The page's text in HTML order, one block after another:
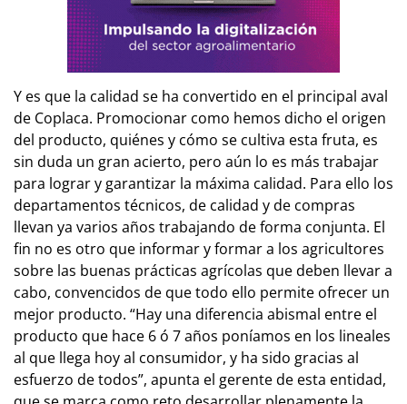
Y es que la calidad se ha convertido en el principal aval
de Coplaca. Promocionar como hemos dicho el origen
del producto, quiénes y cómo se cultiva esta fruta, es
sin duda un gran acierto, pero aún lo es más trabajar
para lograr y garantizar la máxima calidad. Para ello los
departamentos técnicos, de calidad y de compras
llevan ya varios años trabajando de forma conjunta. El
fin no es otro que informar y formar a los agricultores
sobre las buenas prácticas agrícolas que deben llevar a
cabo, convencidos de que todo ello permite ofrecer un
mejor producto. “Hay una diferencia abismal entre el
producto que hace 6 ó 7 años poníamos en los lineales
al que llega hoy al consumidor, y ha sido gracias al
esfuerzo de todos”, apunta el gerente de esta entidad,